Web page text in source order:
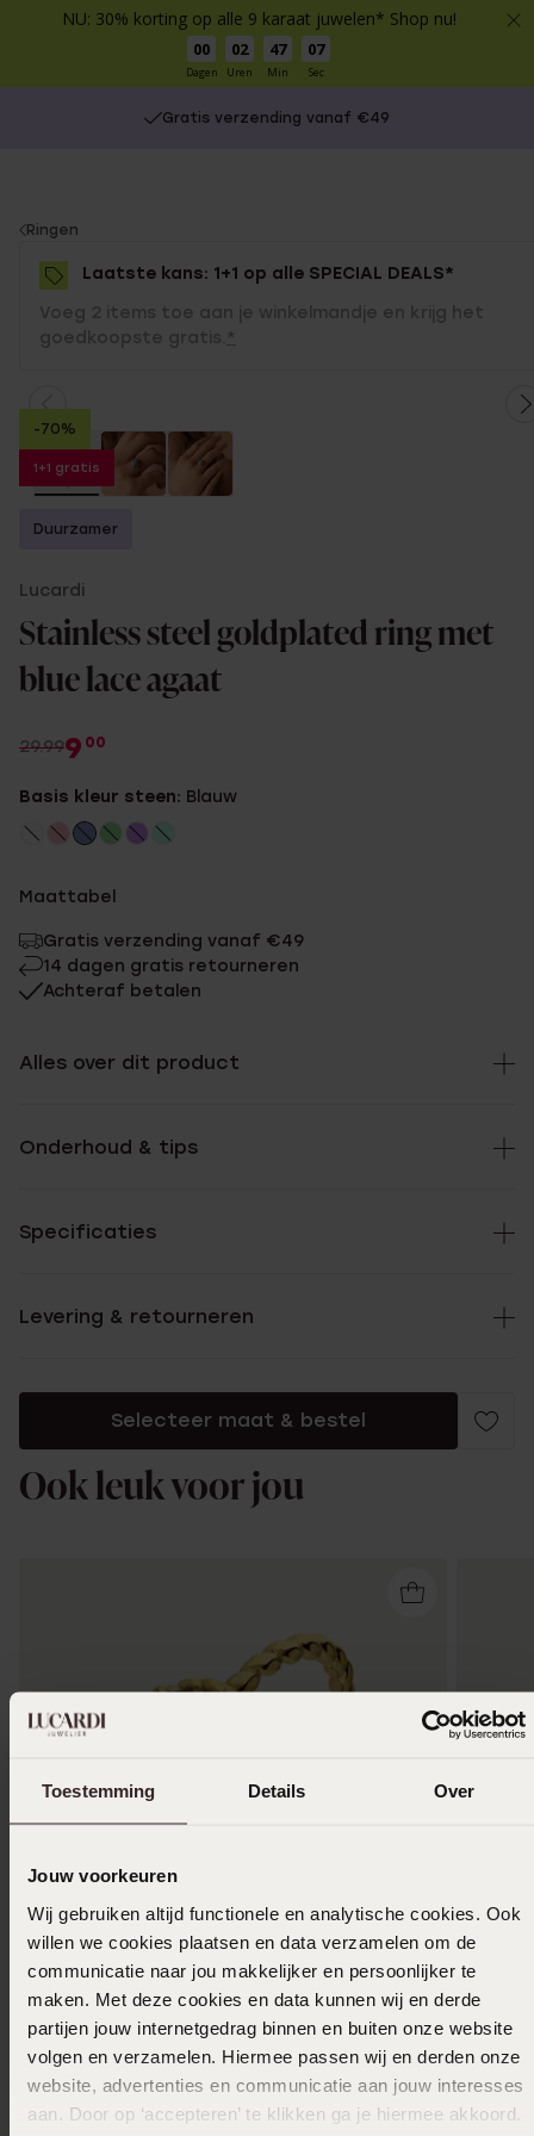
NU: 30% korting op alle 9 karaat juwelen* Shop nu!
00
Dagen
02
Uren
47
Min
07
Sec
Toestemming Details Over
Jouw voorkeuren
Wij gebruiken altijd functionele en analytische cookies. Ook
willen we cookies plaatsen en data verzamelen om de
communicatie naar jou makkelijker en persoonlijker te
maken. Met deze cookies en data kunnen wij en derde
partijen jouw internetgedrag binnen en buiten onze website
volgen en verzamelen. Hiermee passen wij en derden onze
website, advertenties en communicatie aan jouw interesses
aan. Door op ‘accepteren’ te klikken ga je hiermee akkoord.
Gratis verzending vanaf €49
You
are
here:
Ringen
Laatste kans: 1+1 op alle SPECIAL DEALS*
Voeg 2 items toe aan je winkelmandje en krijg het
goedkoopste gratis. *
-70%
1+1 gratis
Duurzamer
Lucardi
Stainless steel goldplated ring met
blue lace agaat
29.999 00
Basis kleur steen: Blauw
Maattabel
Gratis verzending vanaf €49
14 dagen gratis retourneren
Achteraf betalen
Alles over dit product
Onderhoud & tips
Specificaties
Levering & retourneren
Selecteer maat & bestel
Ook leuk voor jou
Stainless steel goldplated ring vintage zwart
29.9915
1+1 gratis
29.9915